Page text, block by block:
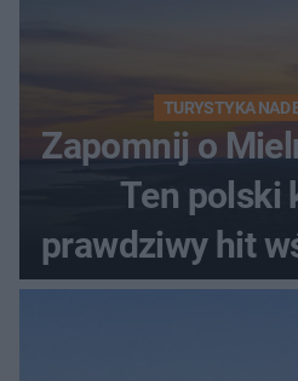
TURYSTYKA NAD
Zapomnij o
Ten polski
prawdziwy hit